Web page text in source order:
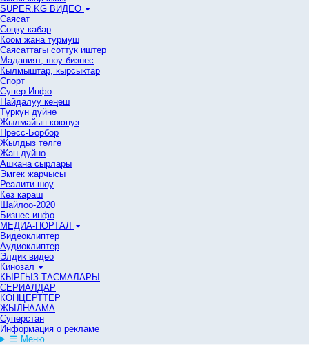
SUPER.KG ВИДЕО
Саясат
Cоңку кабар
Коом жана турмуш
Саясаттагы соттук иштер
Маданият, шоу-бизнес
Кылмыштар, кырсыктар
Спорт
Супер-Инфо
Пайдалуу кеңеш
Түркүн дүйнө
Жылмайып коюңуз
Пресс-Борбор
Жылдыз төлгө
Жан дүйнө
Ашкана сырлары
Эмгек жарчысы
Реалити-шоу
Көз караш
Шайлоо-2020
Бизнес-инфо
МЕДИА-ПОРТАЛ
Видеоклиптер
Аудиоклиптер
Элдик видео
Кинозал
КЫРГЫЗ ТАСМАЛАРЫ
СЕРИАЛДАР
КОНЦЕРТТЕР
ЖЫЛНААМА
Суперстан
Информация о рекламе
☰ Меню